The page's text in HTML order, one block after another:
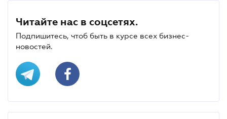
Читайте нас в соцсетях.
Подпишитесь, чтоб быть в курсе всех бизнес-
новостей.